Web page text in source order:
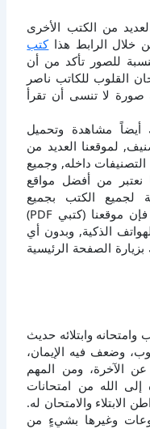
من الكتب الأخرى
خلال الرابط هذاكتب
للصور تأكد من أن
القلوب للكاتب ناصر
صورة لا تنسى أن تقرأ
أيضاً مشاهدة وتحميل
لموقعنا العديد من
التصنيفات داخله, وجميع
كما وأننا نعتبر من أفضل مواقع
لجميع الكتب بجميع
تخصصاتها, وبالنسبة لتصفح الموقع, فإن موقعنا (كتبي PDF)
الذكية, وبدون أي
الصفحة الرئيسية
وابتلائه حديث
وضعف فيه الإيمان،
الآخرة، ومن المهم
الله من امتحانات
الابتلاء والامتحان له.
وغيرها بشيءٍ من